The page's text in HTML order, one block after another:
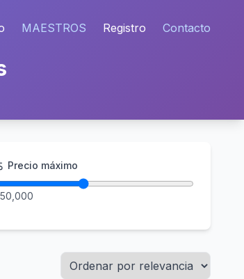
MAESTROS Registro Contacto
Precio máximo
50,000